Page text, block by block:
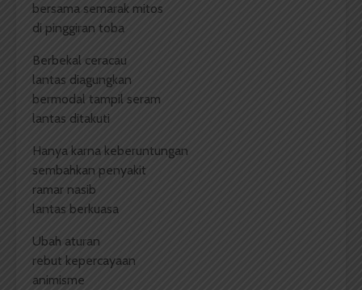
bersama semarak mitos
di pinggiran toba
Berbekal ceracau
lantas diagungkan
bermodal tampil seram
lantas ditakuti
Hanya karna keberuntungan
sembahkan penyakit
ramar nasib
lantas berkuasa
Ubah aturan
rebut kepercayaan
animisme